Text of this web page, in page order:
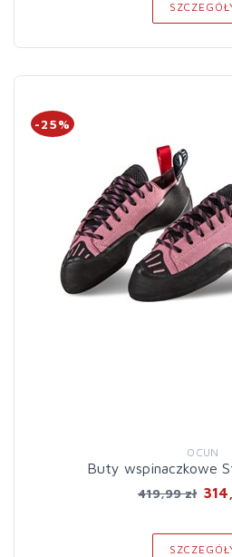
-25%
OCUN
Buty wspinaczkowe
419,99 zł